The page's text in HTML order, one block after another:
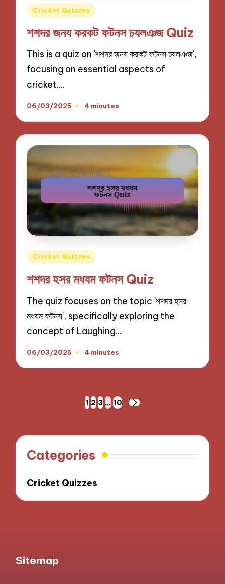
Posted
Cricket Quizzes
শশদর জনয করকট ফটনস চযলঞজ Quiz
This is a quiz on 'শশদর জনয করকট ফটনস চযলঞজ',
focusing on essential aspects of
cricket.…
06/03/2025 4 minutes
Posted
Cricket Quizzes
শশদর হসর মধযম ফটনস Quiz
The quiz focuses on the topic 'শশদর হসর
মধযম ফটনস', specifically exploring the
concept of Laughing…
06/03/2025 4 minutes
1 2 3 … 10
NEXT
Categories
Cricket Quizzes
Sitemap